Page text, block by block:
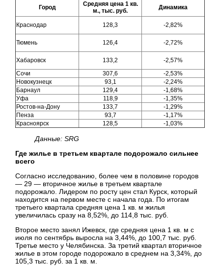
Город
Средняя цена 1 кв.
м., тыс. руб.
Динамика
Краснодар 128,3 -2,82%
Тюмень 126,4 -2,72%
Хабаровск 133,2
-2,57%
Сочи
307,6
-2,53%
Новокузнецк
93,1
-2,24%
Барнаул
129,4
-1,68%
Уфа
118,9
-1,35%
Ростов-на-Дону
133,7
-1,29%
Пенза
93,7
-1,17%
Красноярск
128,5 -1,03%
Данные: SRG
Где жилье в третьем квартале подорожало сильнее
всего
Согласно исследованию, более чем в половине городов
— 29 — вторичное жилье в третьем квартале
подорожало. Лидером по росту цен стал Курск, который
находится на первом месте с начала года. По итогам
третьего квартала средняя цена 1 кв. м жилья
увеличилась сразу на 8,52%, до 114,8 тыс. руб.
Второе место занял Ижевск, где средняя цена 1 кв. м с
июля по сентябрь выросла на 3,44%, до 100,7 тыс. руб.
Третье место у Челябинска. За третий квартал вторичное
жилье в этом городе подорожало в среднем на 3,34%, до
105,3 тыс. руб. за 1 кв. м.